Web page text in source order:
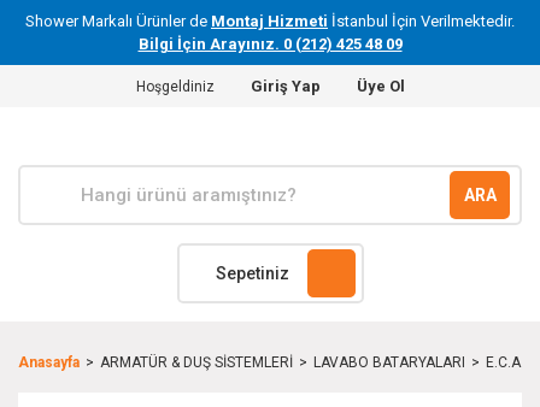
Shower Markalı Ürünler de Montaj Hizmeti İstanbul İçin Verilmektedir.
Bilgi İçin Arayınız. 0 (212) 425 48 09
Hoşgeldiniz Giriş Yap Üye Ol
ARA
Sepetiniz
Anasayfa ARMATÜR & DUŞ SİSTEMLERİ LAVABO BATARYALARI E.C.A. |